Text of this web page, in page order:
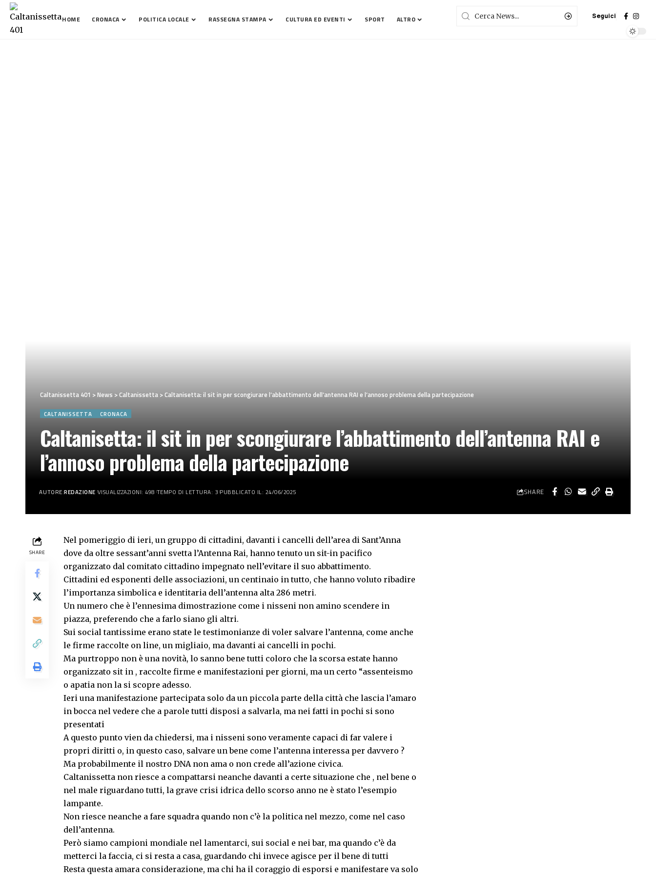
HOME CRONACA POLITICA LOCALE RASSEGNA STAMPA CULTURA ED EVENTI SPORT ALTRO Seguici
Caltanissetta 401 >News >Caltanissetta >Caltanisetta: il sit in per scongiurare l’abbattimento dell’antenna RAI e l’annoso problema della partecipazione
CALTANISSETTA CRONACA
Caltanisetta: il sit in per scongiurare l’abbattimento dell’antenna RAI e
l’annoso problema della partecipazione
AUTORE:REDAZIONE VISUALIZZAZIONI: 498 TEMPO DI LETTURA: 3 PUBBLICATO IL: 24/06/2025 SHARE
SHARE
Nel pomeriggio di ieri, un gruppo di cittadini, davanti i cancelli dell’area di Sant’Anna
dove da oltre sessant’anni svetta l’Antenna Rai, hanno tenuto un sit-in pacifico
organizzato dal comitato cittadino impegnato nell’evitare il suo abbattimento.
Cittadini ed esponenti delle associazioni, un centinaio in tutto, che hanno voluto ribadire
l’importanza simbolica e identitaria dell’antenna alta 286 metri.
Un numero che è l’ennesima dimostrazione come i nisseni non amino scendere in
piazza, preferendo che a farlo siano gli altri.
Sui social tantissime erano state le testimonianze di voler salvare l’antenna, come anche
le firme raccolte on line, un migliaio, ma davanti ai cancelli in pochi.
Ma purtroppo non è una novità, lo sanno bene tutti coloro che la scorsa estate hanno
organizzato sit in , raccolte firme e manifestazioni per giorni, ma un certo “assenteismo
o apatia non la si scopre adesso.
Ieri una manifestazione partecipata solo da un piccola parte della città che lascia l’amaro
in bocca nel vedere che a parole tutti disposi a salvarla, ma nei fatti in pochi si sono
presentati
A questo punto vien da chiedersi, ma i nisseni sono veramente capaci di far valere i
propri diritti o, in questo caso, salvare un bene come l’antenna interessa per davvero ?
Ma probabilmente il nostro DNA non ama o non crede all’azione civica.
Caltanissetta non riesce a compattarsi neanche davanti a certe situazione che , nel bene o
nel male riguardano tutti, la grave crisi idrica dello scorso anno ne è stato l’esempio
lampante.
Non riesce neanche a fare squadra quando non c’è la politica nel mezzo, come nel caso
dell’antenna.
Però siamo campioni mondiale nel lamentarci, sui social e nei bar, ma quando c’è da
metterci la faccia, ci si resta a casa, guardando chi invece agisce per il bene di tutti
Resta questa amara considerazione, ma chi ha il coraggio di esporsi e manifestare va solo